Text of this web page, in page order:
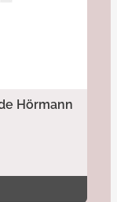
Hörmann